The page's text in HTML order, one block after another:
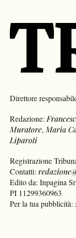
Direttore
Redazione:
Muratore, Maria
Liparoti
Registrazione
Contatti:
Edito da: Inpagina
PI 11299360963
Per la tua pubblicità: